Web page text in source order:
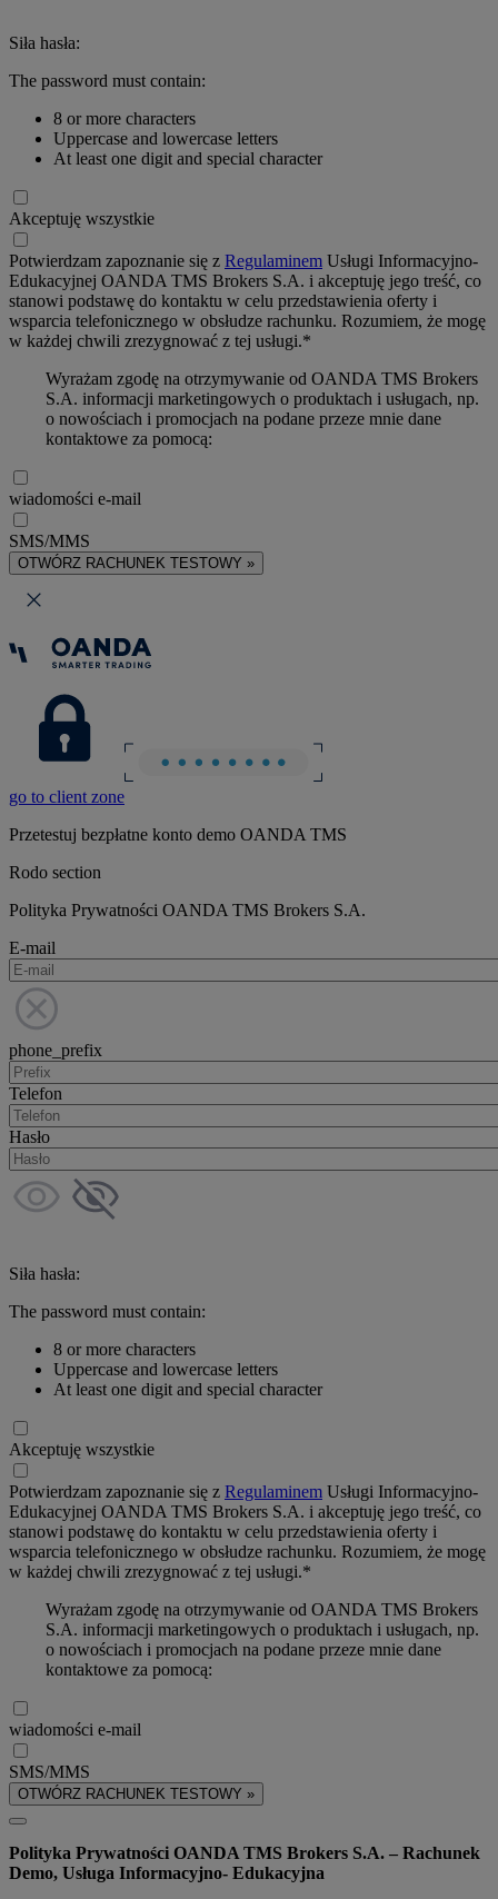
Siła hasła:
The password must contain:
8 or more characters
Uppercase and lowercase letters
At least one digit and special character
Akceptuję wszystkie
Potwierdzam zapoznanie się z Regulaminem Usługi Informacyjno-
Edukacyjnej OANDA TMS Brokers S.A. i akceptuję jego treść, co
stanowi podstawę do kontaktu w celu przedstawienia oferty i
wsparcia telefonicznego w obsłudze rachunku. Rozumiem, że mogę
w każdej chwili zrezygnować z tej usługi.*
Wyrażam zgodę na otrzymywanie od OANDA TMS Brokers
S.A. informacji marketingowych o produktach i usługach, np.
o nowościach i promocjach na podane przeze mnie dane
kontaktowe za pomocą:
wiadomości e-mail
SMS/MMS
OTWÓRZ RACHUNEK TESTOWY »
go to client zone
Przetestuj bezpłatne konto demo OANDA TMS
Rodo section
Polityka Prywatności OANDA TMS Brokers S.A.
E-mail
phone_prefix
Telefon
Hasło
Siła hasła:
The password must contain:
8 or more characters
Uppercase and lowercase letters
At least one digit and special character
Akceptuję wszystkie
Potwierdzam zapoznanie się z Regulaminem Usługi Informacyjno-
Edukacyjnej OANDA TMS Brokers S.A. i akceptuję jego treść, co
stanowi podstawę do kontaktu w celu przedstawienia oferty i
wsparcia telefonicznego w obsłudze rachunku. Rozumiem, że mogę
w każdej chwili zrezygnować z tej usługi.*
Wyrażam zgodę na otrzymywanie od OANDA TMS Brokers
S.A. informacji marketingowych o produktach i usługach, np.
o nowościach i promocjach na podane przeze mnie dane
kontaktowe za pomocą:
wiadomości e-mail
SMS/MMS
OTWÓRZ RACHUNEK TESTOWY »
Polityka Prywatności OANDA TMS Brokers S.A. – Rachunek
Demo, Usługa Informacyjno- Edukacyjna